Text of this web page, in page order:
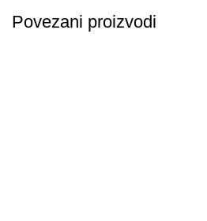
Povezani proizvodi